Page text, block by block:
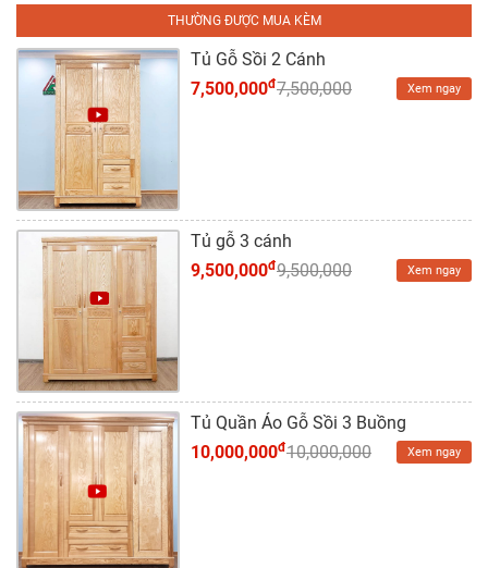
Tủ
Nội
Thất
Văn
Phòng
Khác
Giới
Thiệu
Dự
Án
THƯỜNG ĐƯỢC MUA KÈM
Tủ Gỗ Sồi 2 Cánh
7,500,000đ7,500,000 Xem ngay
Tủ gỗ 3 cánh
9,500,000đ9,500,000 Xem ngay
Tủ Quần Áo Gỗ Sồi 3 Buồng
10,000,000đ10,000,000 Xem ngay